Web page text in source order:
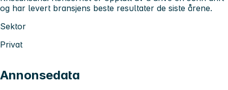
og har levert bransjens beste resultater de siste årene.
Sektor
Privat
Annonsedata